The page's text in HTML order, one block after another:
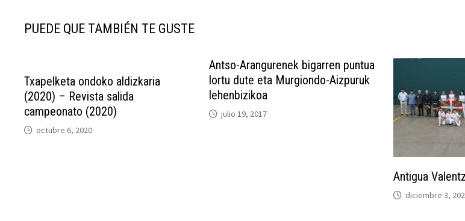
PUEDE QUE TAMBIÉN TE GUSTE
Txapelketa ondoko aldizkaria
(2020) – Revista salida
campeonato (2020)
octubre 6, 2020
Antso-Arangurenek bigarren puntua
lortu dute eta Murgiondo-Aizpuruk
lehenbizikoa
julio 19, 2017
Antigua
diciembre 3,